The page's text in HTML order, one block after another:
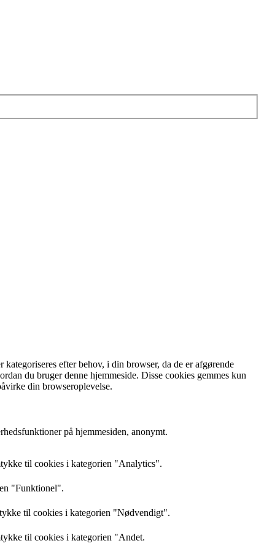
efter behov, i din browser, da de er afgørende
du bruger denne hjemmeside. Disse cookies gemmes kun
din browseroplevelse.
på hjemmesiden, anonymt.
til cookies i kategorien "Analytics".
"Funktionel".
til cookies i kategorien "Nødvendigt".
til cookies i kategorien "Andet.